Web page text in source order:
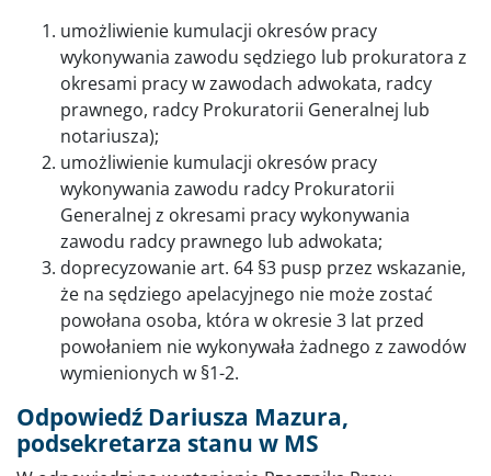
umożliwienie kumulacji okresów pracy
wykonywania zawodu sędziego lub prokuratora z
okresami pracy w zawodach adwokata, radcy
prawnego, radcy Prokuratorii Generalnej lub
notariusza);
umożliwienie kumulacji okresów pracy
wykonywania zawodu radcy Prokuratorii
Generalnej z okresami pracy wykonywania
zawodu radcy prawnego lub adwokata;
doprecyzowanie art. 64 §3 pusp przez wskazanie,
że na sędziego apelacyjnego nie może zostać
powołana osoba, która w okresie 3 lat przed
powołaniem nie wykonywała żadnego z zawodów
wymienionych w §1-2.
Odpowiedź Dariusza Mazura,
podsekretarza stanu w MS